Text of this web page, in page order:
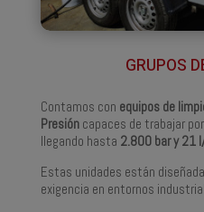
GRUPOS
Contamos con equipos de
Presióncapaces de trabajar
llegando hasta 2.800 bar y 21
Estas unidades están
exigencia en entornos